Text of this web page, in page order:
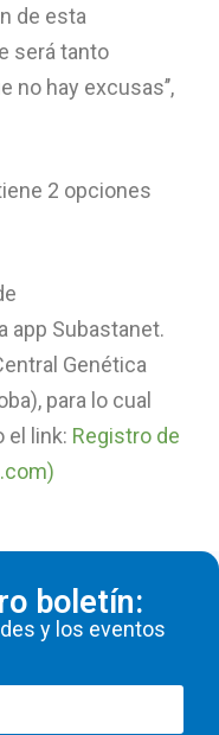
de esta
será tanto
hay excusas’’,
2 opciones
app Subastanet.
Genética
para lo cual
el link: Registro de
boletín:
y los eventos